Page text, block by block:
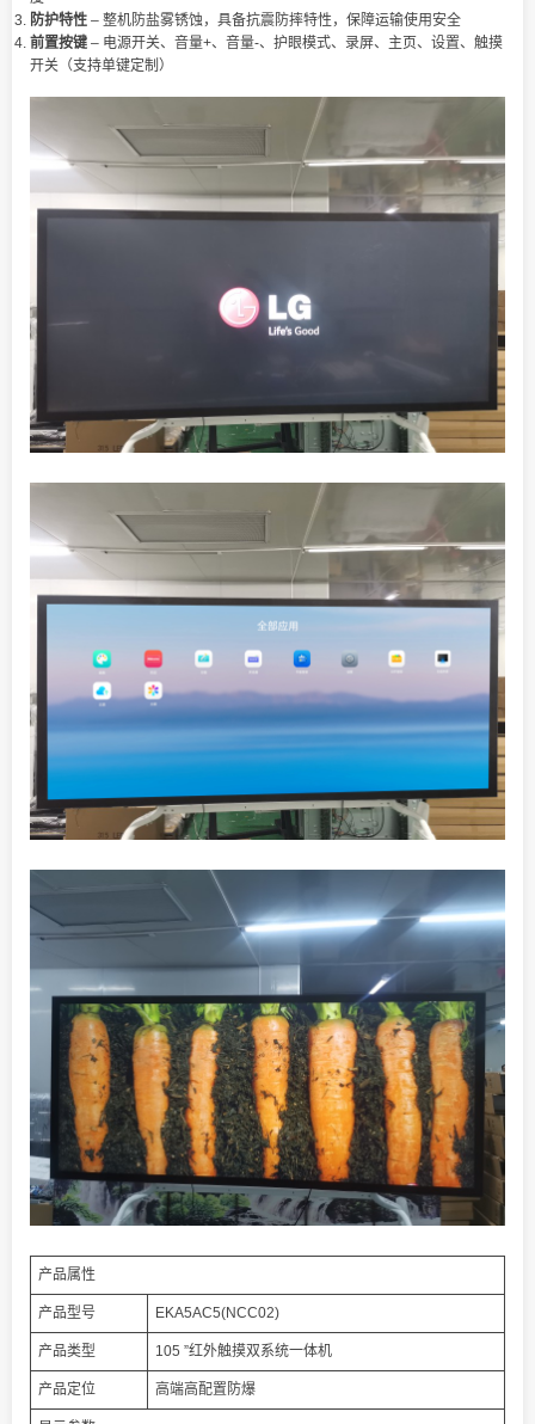
防护特性 – 整机防盐雾锈蚀，具备抗震防摔特性，保障运输使用安全
前置按键 – 电源开关、音量+、音量-、护眼模式、录屏、主页、设置、触摸
开关（支持单键定制）
产品属性
产品型号 EKA5AC5(NCC02)
产品类型 105 ”红外触摸双系统一体机
产品定位 高端高配置防爆